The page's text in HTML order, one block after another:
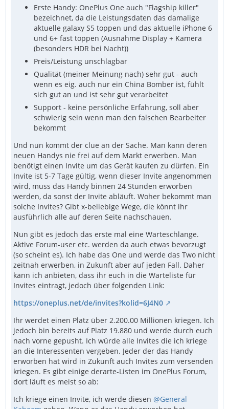
Erste Handy: OnePlus One auch "Flagship killer"
bezeichnet, da die Leistungsdaten das damalige
aktuelle galaxy S5 toppen und das aktuelle iPhone 6
und 6+ fast toppen (Ausnahme Display + Kamera
(besonders HDR bei Nacht))
Preis/Leistung unschlagbar
Qualität (meiner Meinung nach) sehr gut - auch
wenn es eig. auch nur ein China Bomber ist, fühlt
sich gut an und ist sehr gut verarbeitet
Support - keine persönliche Erfahrung, soll aber
schwierig sein wenn man den falschen Bearbeiter
bekommt
Und nun kommt der clue an der Sache. Man kann deren
neuen Handys nie frei auf dem Markt erwerben. Man
benötigt einen Invite um das Gerät kaufen zu dürfen. Ein
Invite ist 5-7 Tage gültig, wenn dieser Invite angenommen
wird, muss das Handy binnen 24 Stunden erworben
werden, da sonst der Invite abläuft. Woher bekommt man
solche Invites? Gibt x-beliebige Wege, die könnt ihr
ausführlich alle auf deren Seite nachschauen.
Nun gibt es jedoch das erste mal eine Warteschlange.
Aktive Forum-user etc. werden da auch etwas bevorzugt
(so scheint es). Ich habe das One und werde das Two nicht
zeitnah erwerben, in Zukunft aber auf jeden Fall. Daher
kann ich anbieten, dass ihr euch in die Warteliste für
Invites eintragt, jedoch über folgenden Link:
https://oneplus.net/de/invites?kolid=6J4N0
Ihr werdet einen Platz über 2.200.00 Millionen kriegen. Ich
jedoch bin bereits auf Platz 19.880 und werde durch euch
nach vorne gepusht. Ich würde alle Invites die ich kriege
an die Interessenten vergeben. Jeder der das Handy
erworben hat wird in Zukunft auch Invites zum versenden
kriegen. Es gibt einige derarte-Listen im OnePlus Forum,
dort läuft es meist so ab:
Ich kriege einen Invite, ich werde diesen @General